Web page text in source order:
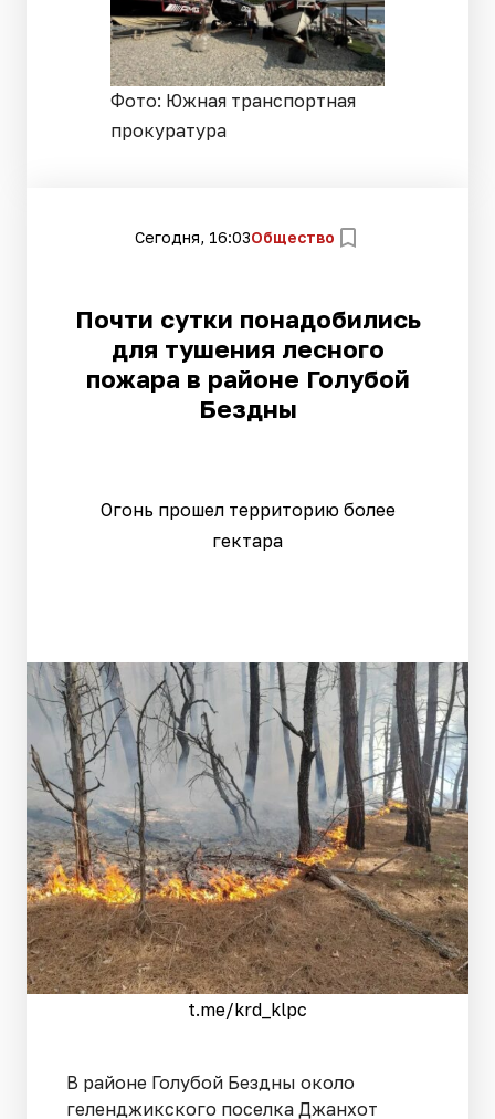
Фото: Южная транспортная
прокуратура
Сегодня, 16:03Общество
Почти сутки понадобились
для тушения лесного
пожара в районе Голубой
Бездны
Огонь прошел территорию более
гектара
t.me/krd_klpc
В районе Голубой Бездны около
геленджикского поселка Джанхот